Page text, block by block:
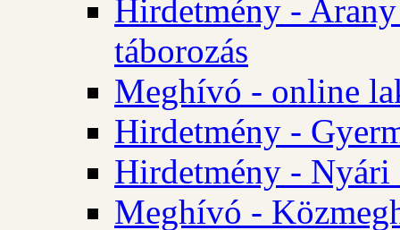
Hirdetmény - Arany
táborozás
Meghívó - online
Hirdetmény -
Hirdetmény - Nyári
Meghívó -